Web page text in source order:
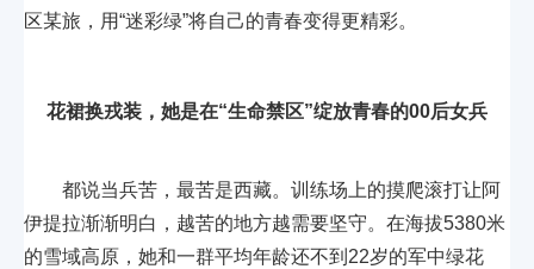
区某旅，用“迷彩绿”将自己的青春变得更精彩。
花裙换戎装，她是在“生命禁区”绽放青春的00后女兵
都说当兵苦，最苦是西藏。训练场上的摸爬滚打让阿
伊提拉渐渐明白，越苦的地方越需要坚守。在海拔5380米
的雪域高原，她和一群平均年龄还不到22岁的军中绿花